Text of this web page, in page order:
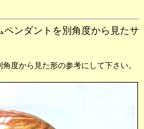
ンダントを別角度から見たサ
度から見た形の参考にして下さい。